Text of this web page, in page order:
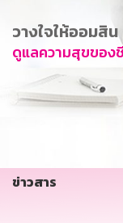
การพัฒนาที่ยั่
ข่าวสาร
บริการทางกา
อื่นๆ
วางใจให้ออมสิน
ดูแลความสุขขอ
ข่าวสาร